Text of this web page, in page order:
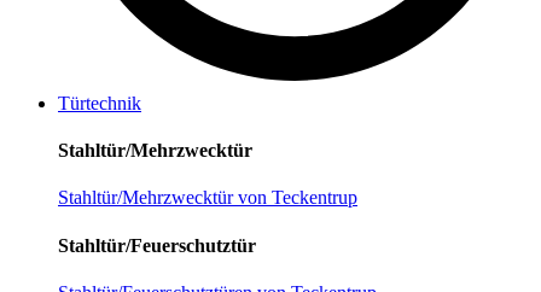
Türtechnik
Stahltür/Mehrzwecktür
Stahltür/Mehrzwecktür von Teckentrup
Stahltür/Feuerschutztür